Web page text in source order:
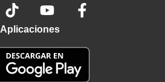
Aplicaciones